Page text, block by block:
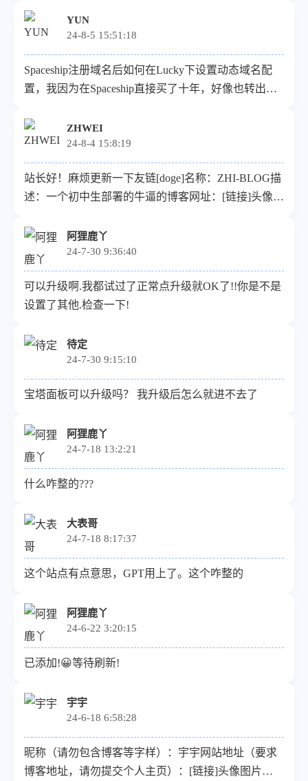
YUN
24-8-5 15:51:18
Spaceship注册域名后如何在Lucky下设置动态域名配
置，我因为在Spaceship直接买了十年，好像也转出不
ZHWEI
24-8-4 15:8:19
站长好！麻烦更新一下友链[doge]名称：ZHI-BLOG描
述：一个初中生部署的牛逼的博客网址：[链接]头像：
阿狸鹿丫
24-7-30 9:36:40
可以升级啊.我都试过了正常点升级就OK了!!你是不是
设置了其他.检查一下!
待定
24-7-30 9:15:10
宝塔面板可以升级吗？ 我升级后怎么就进不去了
阿狸鹿丫
24-7-18 13:2:21
什么咋整的???
大表哥
24-7-18 8:17:37
这个站点有点意思，GPT用上了。这个咋整的
阿狸鹿丫
24-6-22 3:20:15
已添加!😀等待刷新!
宇宇
24-6-18 6:58:28
昵称（请勿包含博客等字样）：宇宇网站地址（要求
博客地址，请勿提交个人主页）：[链接]头像图片